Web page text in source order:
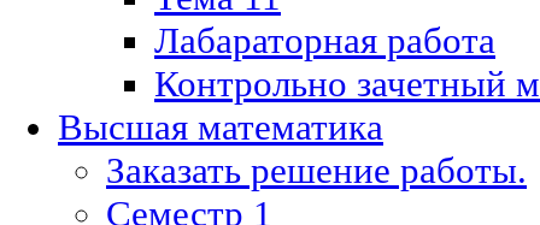
Лабараторная работа
Контрольно зачетный
Высшая математика
Заказать решение работы.
Семестр 1